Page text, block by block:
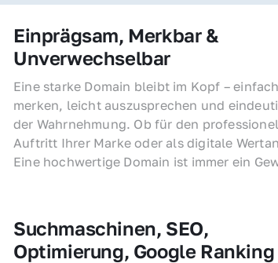
Einprägsam, Merkbar &
Unverwechselbar
Eine starke Domain bleibt im Kopf –
merken, leicht auszusprechen und
der Wahrnehmung. Ob für den
Auftritt Ihrer Marke oder als digitale
Eine hochwertige Domain ist immer ein
Suchmaschinen, SEO,
Optimierung, Google Ranking